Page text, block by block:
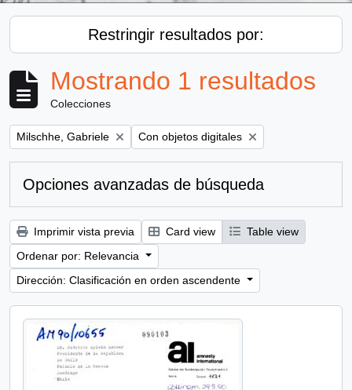
Restringir resultados por:
Mostrando 1 resultados
Colecciones
Remove filter:
Milschhe, Gabriele Remove filter:
Con objetos digitales
Opciones avanzadas de búsqueda
Imprimir vista previa Card view
Table view
Ordenar por: Relevancia
Dirección: Clasificación en orden ascendente